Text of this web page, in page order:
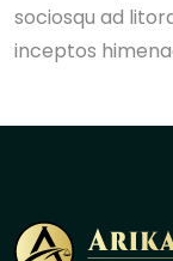
sociosqu ad
inceptos